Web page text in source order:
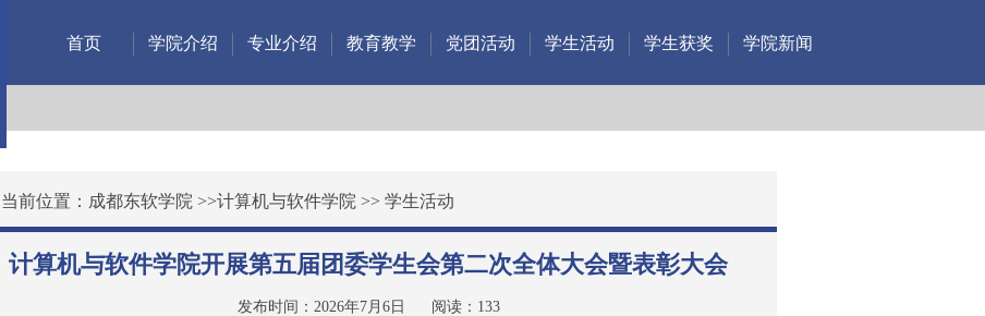
首页 学院介绍 专业介绍 教育教学 党团活动 学生活动 学生获奖 学院新闻
当前位置： 成都东软学院 >>计算机与软件学院 >> 学生活动
计算机与软件学院开展第五届团委学生会第二次全体大会暨表彰大会
发布时间：2026年7月6日 阅读： 133